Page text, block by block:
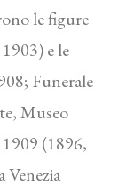
le figure
e le
Funerale
Museo
(1896,
Venezia